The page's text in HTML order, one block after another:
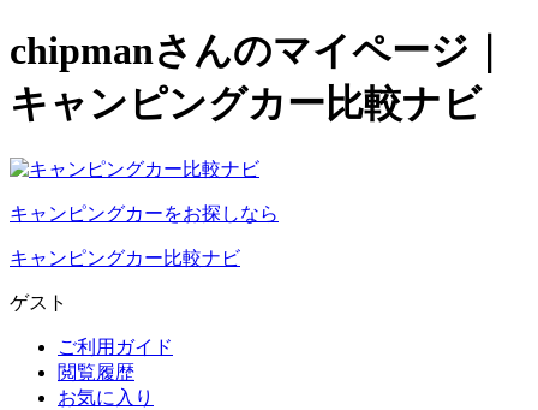
chipmanさんのマイページ｜
キャンピングカー比較ナビ
キャンピングカーをお探しなら
キャンピングカー比較ナビ
ゲスト
ご利用ガイド
閲覧履歴
お気に入り